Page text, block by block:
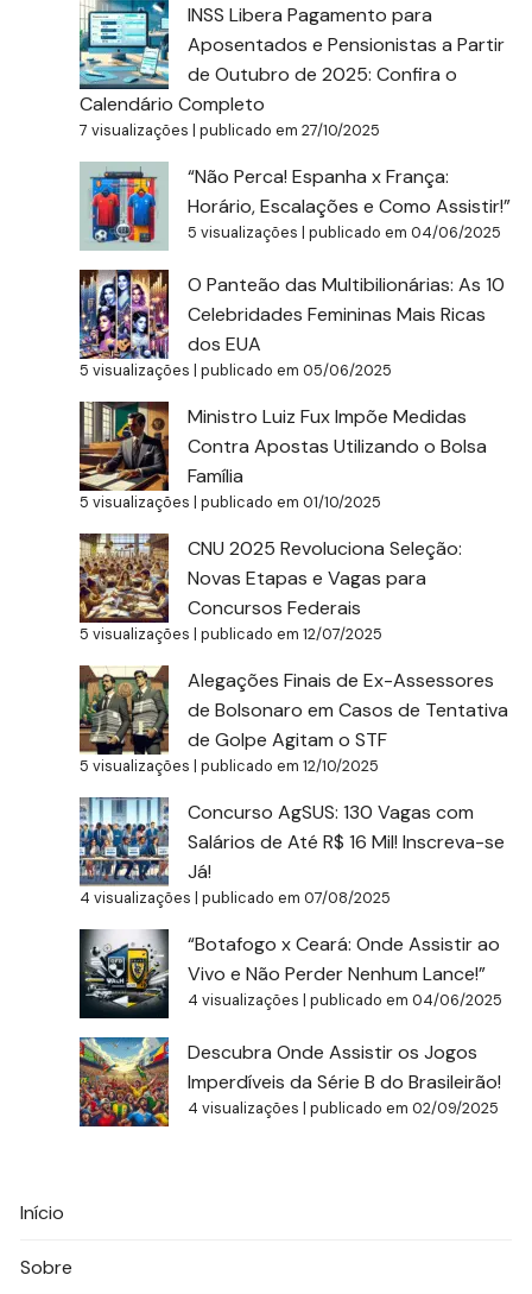
INSS Libera Pagamento para
Aposentados e Pensionistas a Partir
de Outubro de 2025: Confira o
Calendário Completo
7 visualizações |publicado em 27/10/2025
“Não Perca! Espanha x França:
Horário, Escalações e Como Assistir!”
5 visualizações |publicado em 04/06/2025
O Panteão das Multibilionárias: As 10
Celebridades Femininas Mais Ricas
dos EUA
5 visualizações |publicado em 05/06/2025
Ministro Luiz Fux Impõe Medidas
Contra Apostas Utilizando o Bolsa
Família
5 visualizações |publicado em 01/10/2025
CNU 2025 Revoluciona Seleção:
Novas Etapas e Vagas para
Concursos Federais
5 visualizações |publicado em 12/07/2025
Alegações Finais de Ex-Assessores
de Bolsonaro em Casos de Tentativa
de Golpe Agitam o STF
5 visualizações |publicado em 12/10/2025
Concurso AgSUS: 130 Vagas com
Salários de Até R$ 16 Mil! Inscreva-se
Já!
4 visualizações |publicado em 07/08/2025
“Botafogo x Ceará: Onde Assistir ao
Vivo e Não Perder Nenhum Lance!”
4 visualizações |publicado em 04/06/2025
Descubra Onde Assistir os Jogos
Imperdíveis da Série B do Brasileirão!
4 visualizações |publicado em 02/09/2025
Início
Sobre